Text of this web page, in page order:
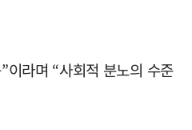
이라며 “사회적 분노의 수준